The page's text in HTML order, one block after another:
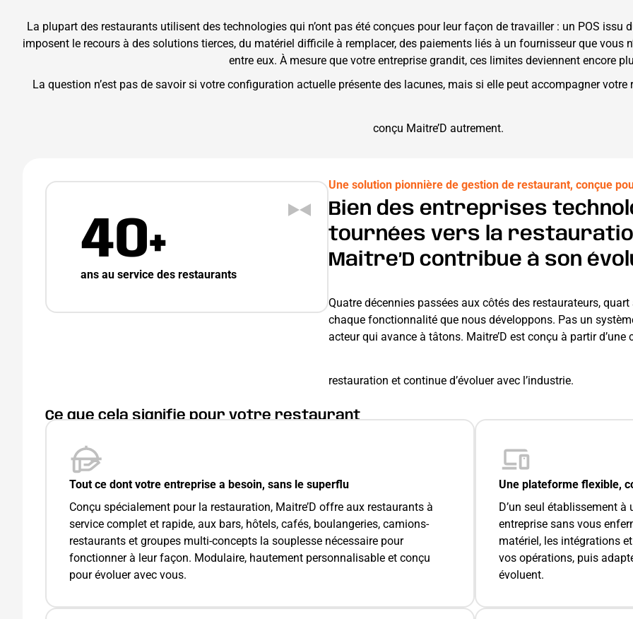
La plupart des restaurants utilisent des technologies qui n’ont pas été conçues pour leur façon de travailler : un POS
imposent le recours à des solutions tierces, du matériel difficile à remplacer, des paiements liés à un fournisseur que vous
entre eux. À mesure que votre entreprise grandit, ces limites deviennent encore
La question n’est pas de savoir si votre configuration actuelle présente des lacunes, mais si elle peut accompagner
conçu Maitre’D autrement.
40+
ans au service des restaurants
Une solution pionnière de gestion de restaurant, conçue
Bien des entreprises
tournées vers la
Maitre’D contribue à son
Quatre décennies passées aux côtés des restaurateurs,
chaque fonctionnalité que nous développons. Pas un
acteur qui avance à tâtons. Maitre’D est conçu à partir
restauration et continue d’évoluer avec l’industrie.
Ce que cela signifie pour votre restaurant
Tout ce dont votre entreprise a besoin, sans le superflu
Conçu spécialement pour la restauration, Maitre’D offre aux restaurants à
service complet et rapide, aux bars, hôtels, cafés, boulangeries, camions-
restaurants et groupes multi-concepts la souplesse nécessaire pour
fonctionner à leur façon. Modulaire, hautement personnalisable et conçu
pour évoluer avec vous.
Une plateforme flexible,
D’un seul établissement à
entreprise sans vous
matériel, les intégrations
vos opérations, puis
évoluent.